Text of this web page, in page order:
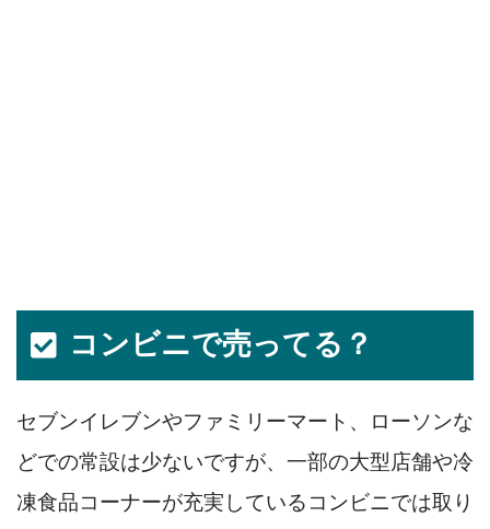
コンビニで売ってる？
セブンイレブンやファミリーマート、ローソンな
どでの常設は少ないですが、一部の大型店舗や冷
凍食品コーナーが充実しているコンビニでは取り